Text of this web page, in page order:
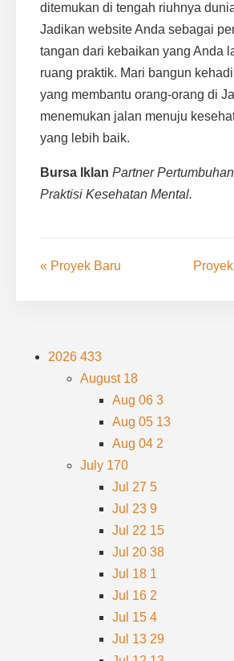
ditemukan di tengah riuhnya
Jadikan website Anda sebagai
tangan dari kebaikan yang Anda
ruang praktik. Mari bangun
yang membantu orang-orang di
menemukan jalan menuju
yang lebih baik.
Bursa Iklan Partner
Praktisi Kesehatan Mental.
« Proyek Baru
2026 433
August 18
Aug 06 3
Aug 05 13
Aug 04 2
July 170
Jul 27 5
Jul 23 9
Jul 22 15
Jul 20 38
Jul 18 1
Jul 16 2
Jul 15 4
Jul 13 29